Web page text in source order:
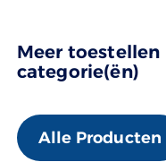
Meer toestellen
categorie(ën)
Alle Producten